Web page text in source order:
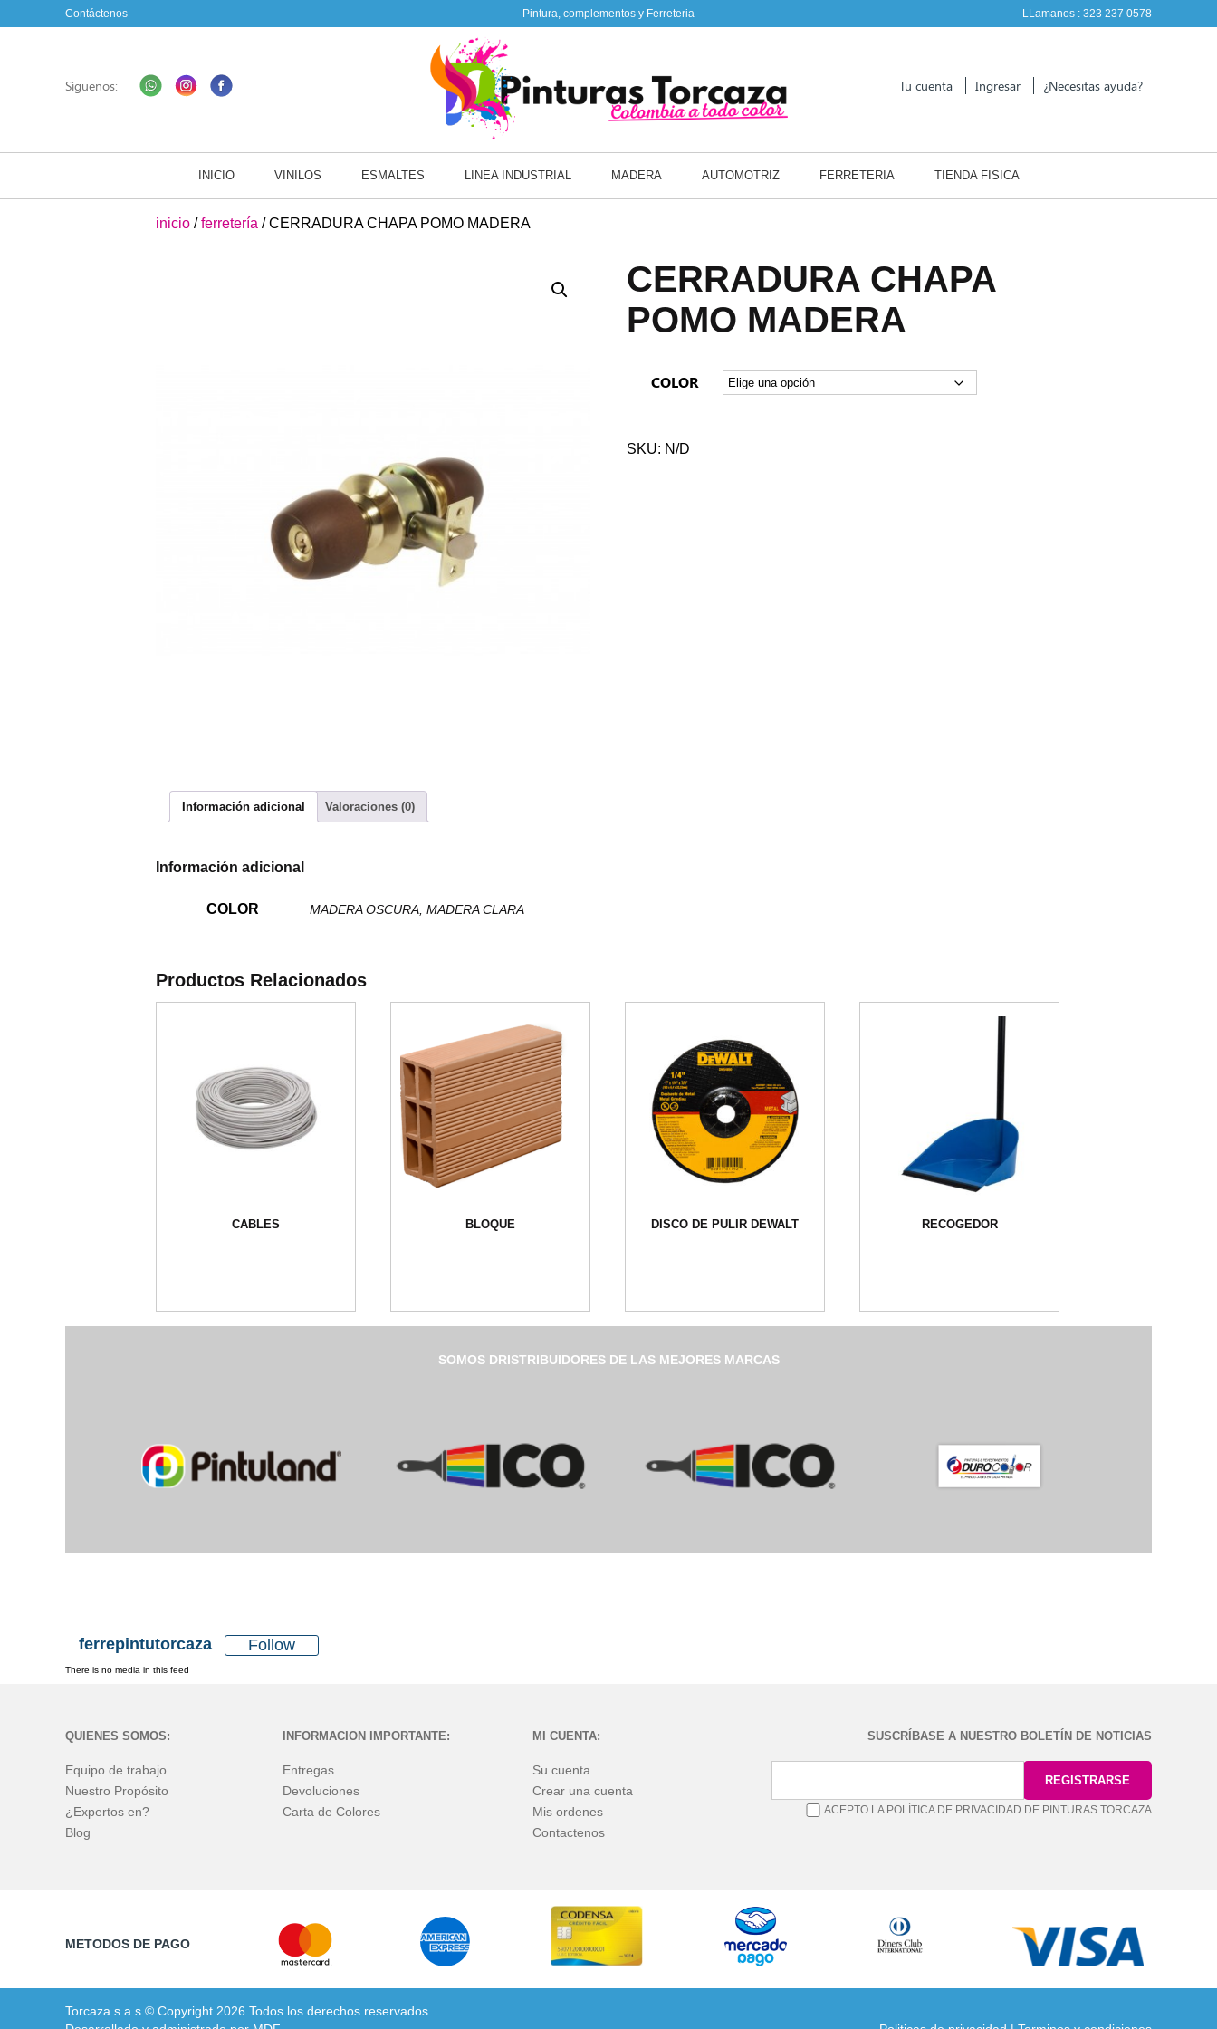
Contáctenos Pintura, complementos y Ferreteria LLamanos : 323 237 0578
Síguenos: Tu cuenta Ingresar ¿Necesitas ayuda?
INICIO VINILOS ESMALTES LINEA INDUSTRIAL MADERA AUTOMOTRIZ FERRETERIA TIENDA FISICA
inicio /ferretería / CERRADURA CHAPA POMO MADERA
CERRADURA CHAPA
POMO MADERA
COLOR
SKU: N/D
Información adicional Valoraciones (0)
Información adicional
COLOR MADERA OSCURA, MADERA CLARA
Productos Relacionados
CABLES BLOQUE DISCO DE PULIR DEWALT RECOGEDOR
SOMOS DRISTRIBUIDORES DE LAS MEJORES MARCAS
ferrepintutorcaza Follow
There is no media in this feed
QUIENES SOMOS:
Equipo de trabajo
Nuestro Propósito
¿Expertos en?
Blog
INFORMACION IMPORTANTE:
Entregas
Devoluciones
Carta de Colores
MI CUENTA:
Su cuenta
Crear una cuenta
Mis ordenes
Contactenos
SUSCRÍBASE A NUESTRO BOLETÍN DE NOTICIAS
ACEPTO LA POLÍTICA DE PRIVACIDAD DE PINTURAS TORCAZA
METODOS DE PAGO
Torcaza s.a.s © Copyright 2026 Todos los derechos reservados